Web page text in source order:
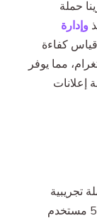
حملة
وإدارة
كفاءة
مما يوفر
إعلانات
تجريبية
استهدفت جمهورًا محددًا يبلغ حوالي 500,000 مستخدم